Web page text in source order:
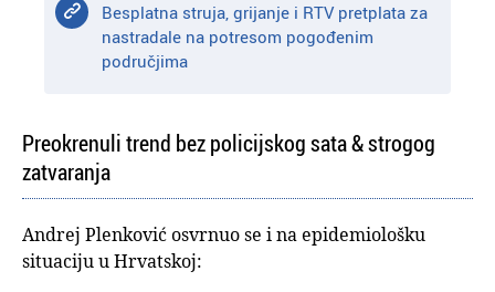
Besplatna struja, grijanje i RTV pretplata za
nastradale na potresom pogođenim
područjima
Preokrenuli trend bez policijskog sata & strogog
zatvaranja
Andrej Plenković osvrnuo se i na epidemiološku
situaciju u Hrvatskoj: